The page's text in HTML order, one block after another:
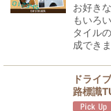
お好き
もいろ
タイル
成でき
ドライ
路標識